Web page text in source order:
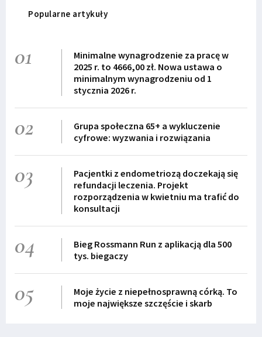
Popularne artykuły
01
Minimalne wynagrodzenie za pracę w
2025 r. to 4666,00 zł. Nowa ustawa o
minimalnym wynagrodzeniu od 1
stycznia 2026 r.
02
Grupa społeczna 65+ a wykluczenie
cyfrowe: wyzwania i rozwiązania
03
Pacjentki z endometriozą doczekają się
refundacji leczenia. Projekt
rozporządzenia w kwietniu ma trafić do
konsultacji
04
Bieg Rossmann Run z aplikacją dla 500
tys. biegaczy
05
Moje życie z niepełnosprawną córką. To
moje największe szczęście i skarb